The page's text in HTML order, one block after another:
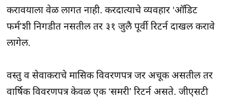
करावयाला वेळ लागत नाही. करदात्याचे व्यवहार ‘ऑडिट
फर्म'शी निगडीत नसतील तर ३१ जुलै पूर्वी रिटर्न दाखल करावे
लागेल.
वस्तु व सेवाकराचे मासिक विवरणपत्र जर अचूक असतील तर
वार्षिक विवरणपत्र केवळ एक ‘समरी’ रिटर्न असते. जीएसटी